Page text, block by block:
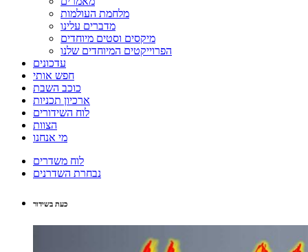
מלחמת העולמות
מדברים עלינו
מיקסים וסטים מיוחדים
הפרוייקטים המיוחדים שלנו
עדכונים
חפש אותי
כוכב השבת
ארכיון תכניות
לוח השידורים
הצוות
מי אנחנו
לוח משדרים
נבחרת השדרנים
כעת בשידור